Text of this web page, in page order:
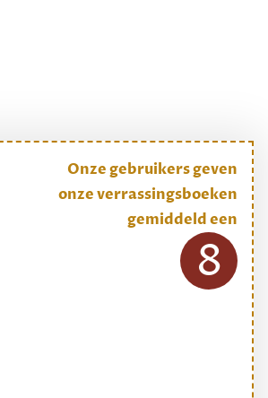
Onze gebruikers geven
onze verrassingsboeken
gemiddeld een
8